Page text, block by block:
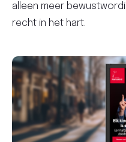
alleen meer
recht in het hart.